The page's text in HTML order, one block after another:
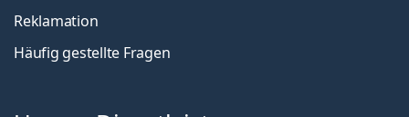
Reklamation
Häufig gestellte Fragen